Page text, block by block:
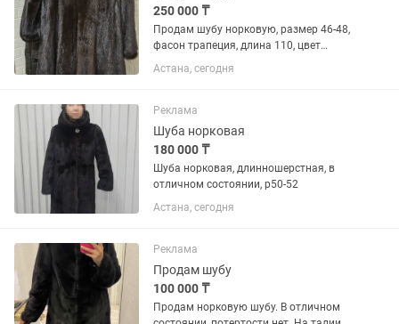
250 000 ₸
Продам шубу норковую, размер 46-48,
фасон трапеция, длина 110, цвет
темно-коричневый
Астана, сегодня
Реклама
Шуба норковая
180 000 ₸
Шуба норковая, длинношерстная, в
отличном состоянии, р50-52
Астана, сегодня
Реклама
Продам шубу
100 000 ₸
Продам норковую шубу. В отличном